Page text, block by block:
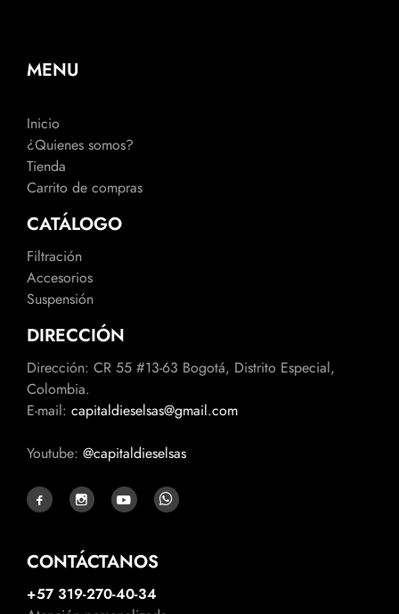
MENU
Inicio
¿Quienes somos?
Tienda
Carrito de compras
CATÁLOGO
Filtración
Accesorios
Suspensión
DIRECCIÓN
Dirección: CR 55 #13-63 Bogotá, Distrito Especial,
Colombia.
E-mail: capitaldieselsas@gmail.com
Youtube: @capitaldieselsas
CONTÁCTANOS
+57 319-270-40-34